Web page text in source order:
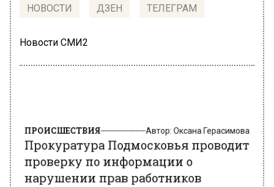
НОВОСТИ ДЗЕН ТЕЛЕГРАМ
Новости СМИ2
проверку по информации о
нарушении прав работников
Wildberries